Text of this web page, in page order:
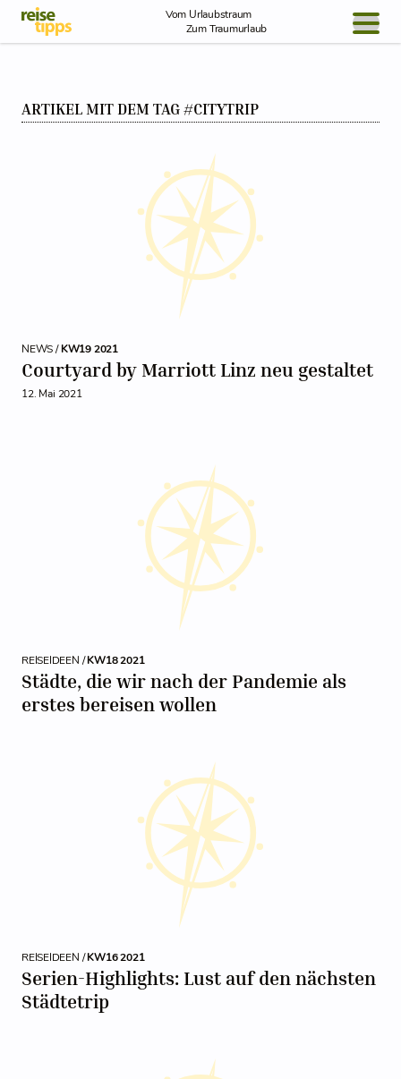
Skip to Content
Vom Urlaubstraum
Zum Traumurlaub
NEWS
ARTIKEL MIT DEM TAG #CITYTRIP
NEWS /KW19 2021
Courtyard by Marriott Linz neu gestaltet
12. Mai 2021
REISEIDEEN /KW18 2021
Städte, die wir nach der Pandemie als
erstes bereisen wollen
REISEIDEEN /KW16 2021
Serien-Highlights: Lust auf den nächsten
Städtetrip